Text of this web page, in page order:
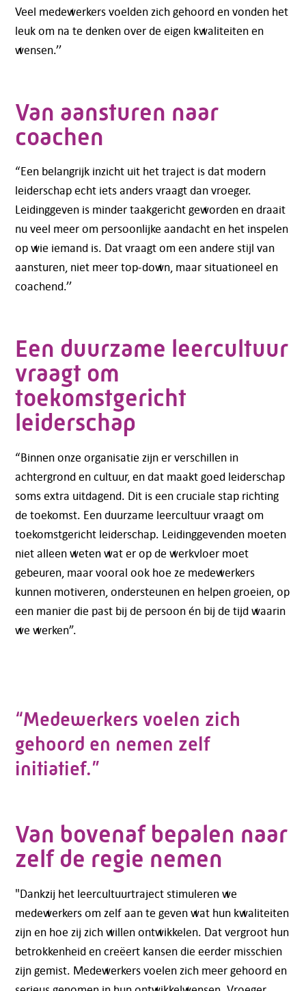
Contactformulier
Veel medewerkers voelden zich gehoord en vonden het
leuk om na te denken over de eigen kwaliteiten en
wensen.’’
Van aansturen naar
coachen
“Een belangrijk inzicht uit het traject is dat modern
leiderschap echt iets anders vraagt dan vroeger.
Leidinggeven is minder taakgericht geworden en draait
nu veel meer om persoonlijke aandacht en het inspelen
op wie iemand is. Dat vraagt om een andere stijl van
aansturen, niet meer top-down, maar situationeel en
coachend.’’
Een duurzame leercultuur
vraagt om
toekomstgericht
leiderschap
“Binnen onze organisatie zijn er verschillen in
achtergrond en cultuur, en dat maakt goed leiderschap
soms extra uitdagend. Dit is een cruciale stap richting
de toekomst. Een duurzame leercultuur vraagt om
toekomstgericht leiderschap. Leidinggevenden moeten
niet alleen weten wat er op de werkvloer moet
gebeuren, maar vooral ook hoe ze medewerkers
kunnen motiveren, ondersteunen en helpen groeien, op
een manier die past bij de persoon én bij de tijd waarin
we werken”.
“Medewerkers voelen zich
gehoord en nemen zelf
initiatief.”
Van bovenaf bepalen naar
zelf de regie nemen
"Dankzij het leercultuurtraject stimuleren we
medewerkers om zelf aan te geven wat hun kwaliteiten
zijn en hoe zij zich willen ontwikkelen. Dat vergroot hun
betrokkenheid en creëert kansen die eerder misschien
zijn gemist. Medewerkers voelen zich meer gehoord en